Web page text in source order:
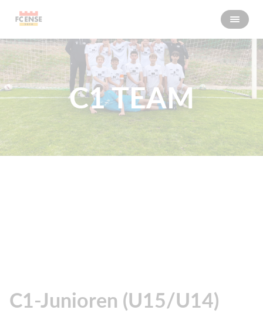
C1 TEAM
C1-Junioren (U15/U14)